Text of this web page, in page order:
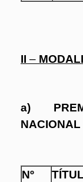
II –
a)
NACIONAL
Nº